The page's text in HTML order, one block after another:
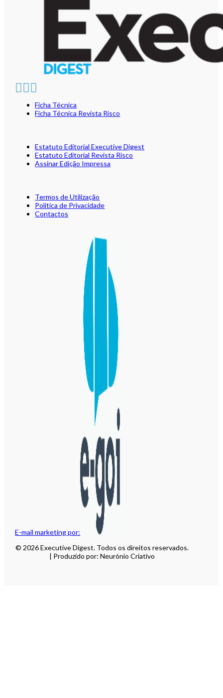
E-mail marketing por:
Ficha Técnica
Ficha Técnica Revista Risco
Estatuto Editorial Executive Digest
Estatuto Editorial Revista Risco
Assinar Edição Impressa
Termos de Utilização
Política de Privacidade
Contactos
© 2026 Executive Digest. Todos os direitos reservados.
| Produzido por: Neurónio Criativo